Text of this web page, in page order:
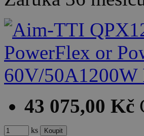
43 075,00 Kč
ks